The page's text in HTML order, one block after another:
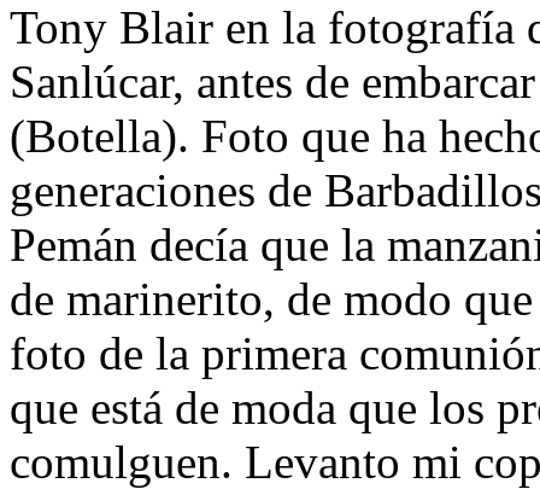
Tony Blair en la fotografía
Sanlúcar, antes de
(Botella). Foto que ha
generaciones de
Pemán decía que la
de marinerito, de modo
foto de la primera
que está de moda que los
comulguen. Levanto mi